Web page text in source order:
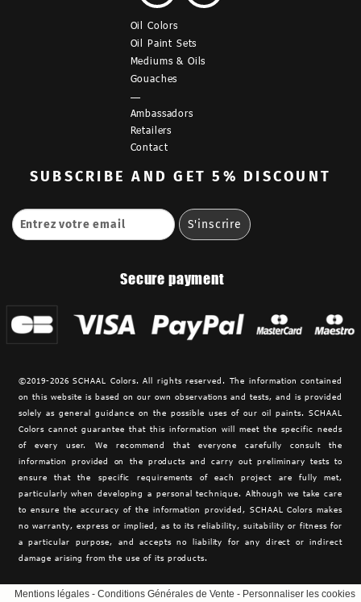
Oil Colors
Oil Paint Sets
Mediums & Oils
Gouaches
—
Ambassadors
Retailers
Contact
SUBSCRIBE AND GET 5% DISCOUNT
Secure payment
©2019-2026 SCHAAL Colors. All rights reserved. The information contained
on this website is based on our own observations and tests, and is provided
solely as general guidance on the possible uses of our oil paints. SCHAAL
Colors cannot guarantee that this information will meet the specific needs
of every user. We recommend that everyone carefully consult the
information provided on the products and carry out preliminary tests to
ensure that the specific requirements of each project are fully met,
particularly when developing a personal technique. Although we take care
to ensure the accuracy of the information provided, SCHAAL Colors makes
no warranty, express or implied, as to its reliability, suitability or fitness for
a particular purpose, and accepts no liability for any direct or indirect
damage arising from the use of its products.
Mentions légales- Conditions Générales de Vente - Personnaliser les cookies